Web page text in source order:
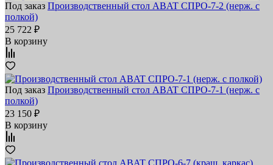
Под заказ Производственный стол ABAT СПРО-7-2 (нерж. с
полкой)
25 722 ₽
В корзину
Под заказ Производственный стол ABAT СПРО-7-1 (нерж. с
полкой)
23 150 ₽
В корзину